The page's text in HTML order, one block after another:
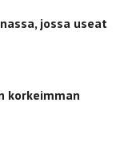
jossa useat
korkeimman